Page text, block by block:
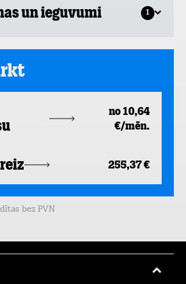
un ieguvumi 1
no 10,64
€/mēn.
255,37 €
bez PVN